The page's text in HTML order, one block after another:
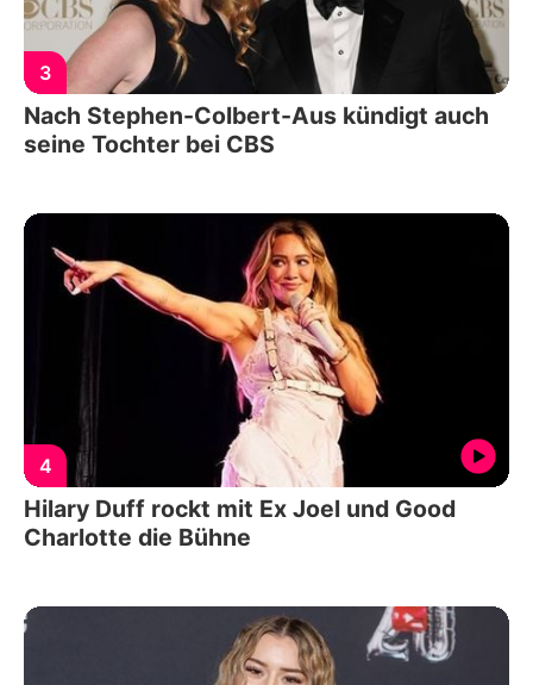
3
Nach Stephen-Colbert-Aus kündigt auch
seine Tochter bei CBS
4
Hilary Duff rockt mit Ex Joel und Good
Charlotte die Bühne